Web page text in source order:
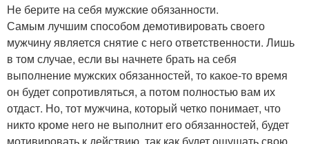
Не берите на себя мужские обязанности.
Самым лучшим способом демотивировать своего
мужчину является снятие с него ответственности. Лишь
в том случае, если вы начнете брать на себя
выполнение мужских обязанностей, то какое-то время
он будет сопротивляться, а потом полностью вам их
отдаст. Но, тот мужчина, который четко понимает, что
никто кроме него не выполнит его обязанностей, будет
мотивировать к действию, так как будет ощущать свою